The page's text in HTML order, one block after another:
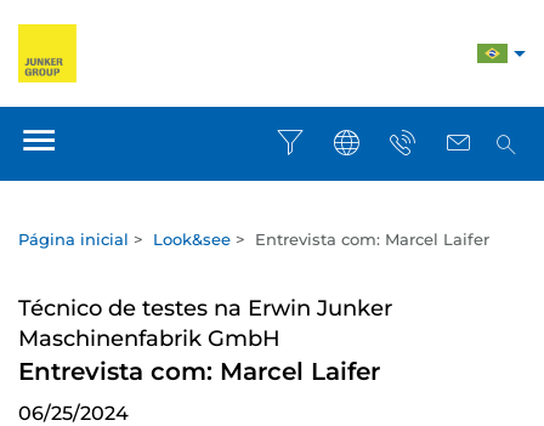
Página inicial > Look&see > Entrevista com: Marcel Laifer
Técnico de testes na Erwin Junker
Maschinenfabrik GmbH
Entrevista com: Marcel Laifer
06/25/2024